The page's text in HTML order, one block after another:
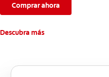
semanas.
**Causados por bacterias.
Comprar ahora
Descubra más